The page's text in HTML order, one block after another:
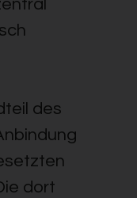
des
dort